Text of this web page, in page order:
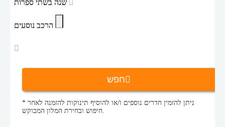
הרכב נוסעים
חפש
* ניתן להזמין חדרים נוספים ו/או להוסיף תינוקות להזמנה לאחר
חיפוש ובחירת המלון המבוקש.